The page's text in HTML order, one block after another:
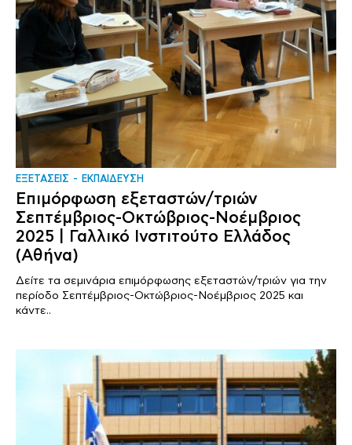
ΕΞΕΤΑΣΕΙΣ ΕΚΠΑΙΔΕΥΣΗ
Επιμόρφωση εξεταστών/τριών
Σεπτέμβριος-Οκτώβριος-Νοέμβριος
2025 | Γαλλικό Ινστιτούτο Ελλάδος
(Αθήνα)
Δείτε τα σεμινάρια επιμόρφωσης εξεταστών/τριών για την
περίοδο Σεπτέμβριος-Οκτώβριος-Νοέμβριος 2025 και
κάντε..